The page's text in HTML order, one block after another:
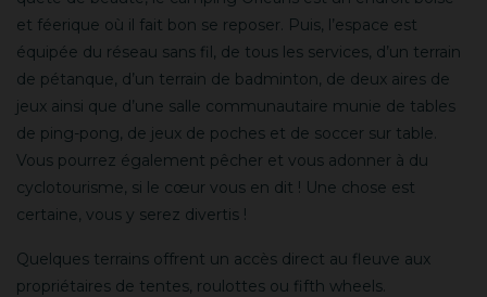
et féerique où il fait bon se reposer. Puis, l’espace est
équipée du réseau sans fil, de tous les services, d’un terrain
de pétanque, d’un terrain de badminton, de deux aires de
jeux ainsi que d’une salle communautaire munie de tables
de ping-pong, de jeux de poches et de soccer sur table.
Vous pourrez également pêcher et vous adonner à du
cyclotourisme, si le cœur vous en dit ! Une chose est
certaine, vous y serez divertis !
Quelques terrains offrent un accès direct au fleuve aux
propriétaires de tentes, roulottes ou fifth wheels.